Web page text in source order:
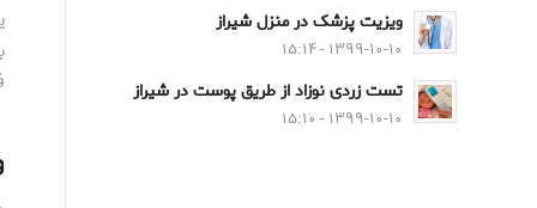
ویزیت پزشک در منزل شیراز
۱۳۹۹-۱۰-۱۰ - ۱۵:۱۴
تست زردی نوزاد از طریق پوست در شیراز
۱۳۹۹-۱۰-۱۰ - ۱۵:۱۰